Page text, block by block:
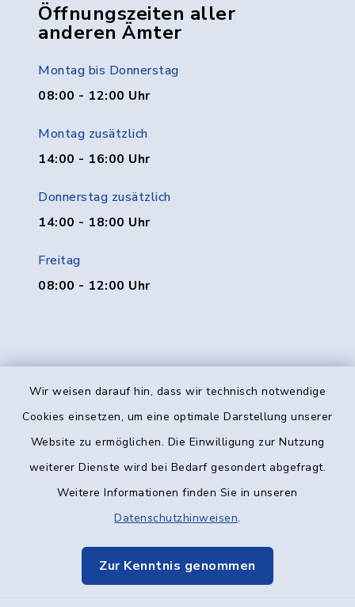
Wir weisen darauf hin, dass wir technisch notwendige
Cookies einsetzen, um eine optimale Darstellung unserer
Website zu ermöglichen. Die Einwilligung zur Nutzung
weiterer Dienste wird bei Bedarf gesondert abgefragt.
Weitere Informationen finden Sie in unseren
Datenschutzhinweisen.
Zur Kenntnis genommen
Öffnungszeiten aller
anderen Ämter
Montag bis Donnerstag
08:00 - 12:00 Uhr
Montag zusätzlich
14:00 - 16:00 Uhr
Donnerstag zusätzlich
14:00 - 18:00 Uhr
Freitag
08:00 - 12:00 Uhr
Kontakt
Datenschutz
Elektronische Kommunikation